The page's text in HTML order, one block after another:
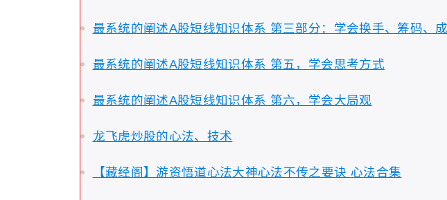
最系统的阐述A股短线知识体系 第三部分：学会换手、筹码、
最系统的阐述A股短线知识体系 第五，学会思考方式
最系统的阐述A股短线知识体系 第六，学会大局观
龙飞虎炒股的心法、技术
【藏经阁】游资悟道心法大神心法不传之要诀 心法合集